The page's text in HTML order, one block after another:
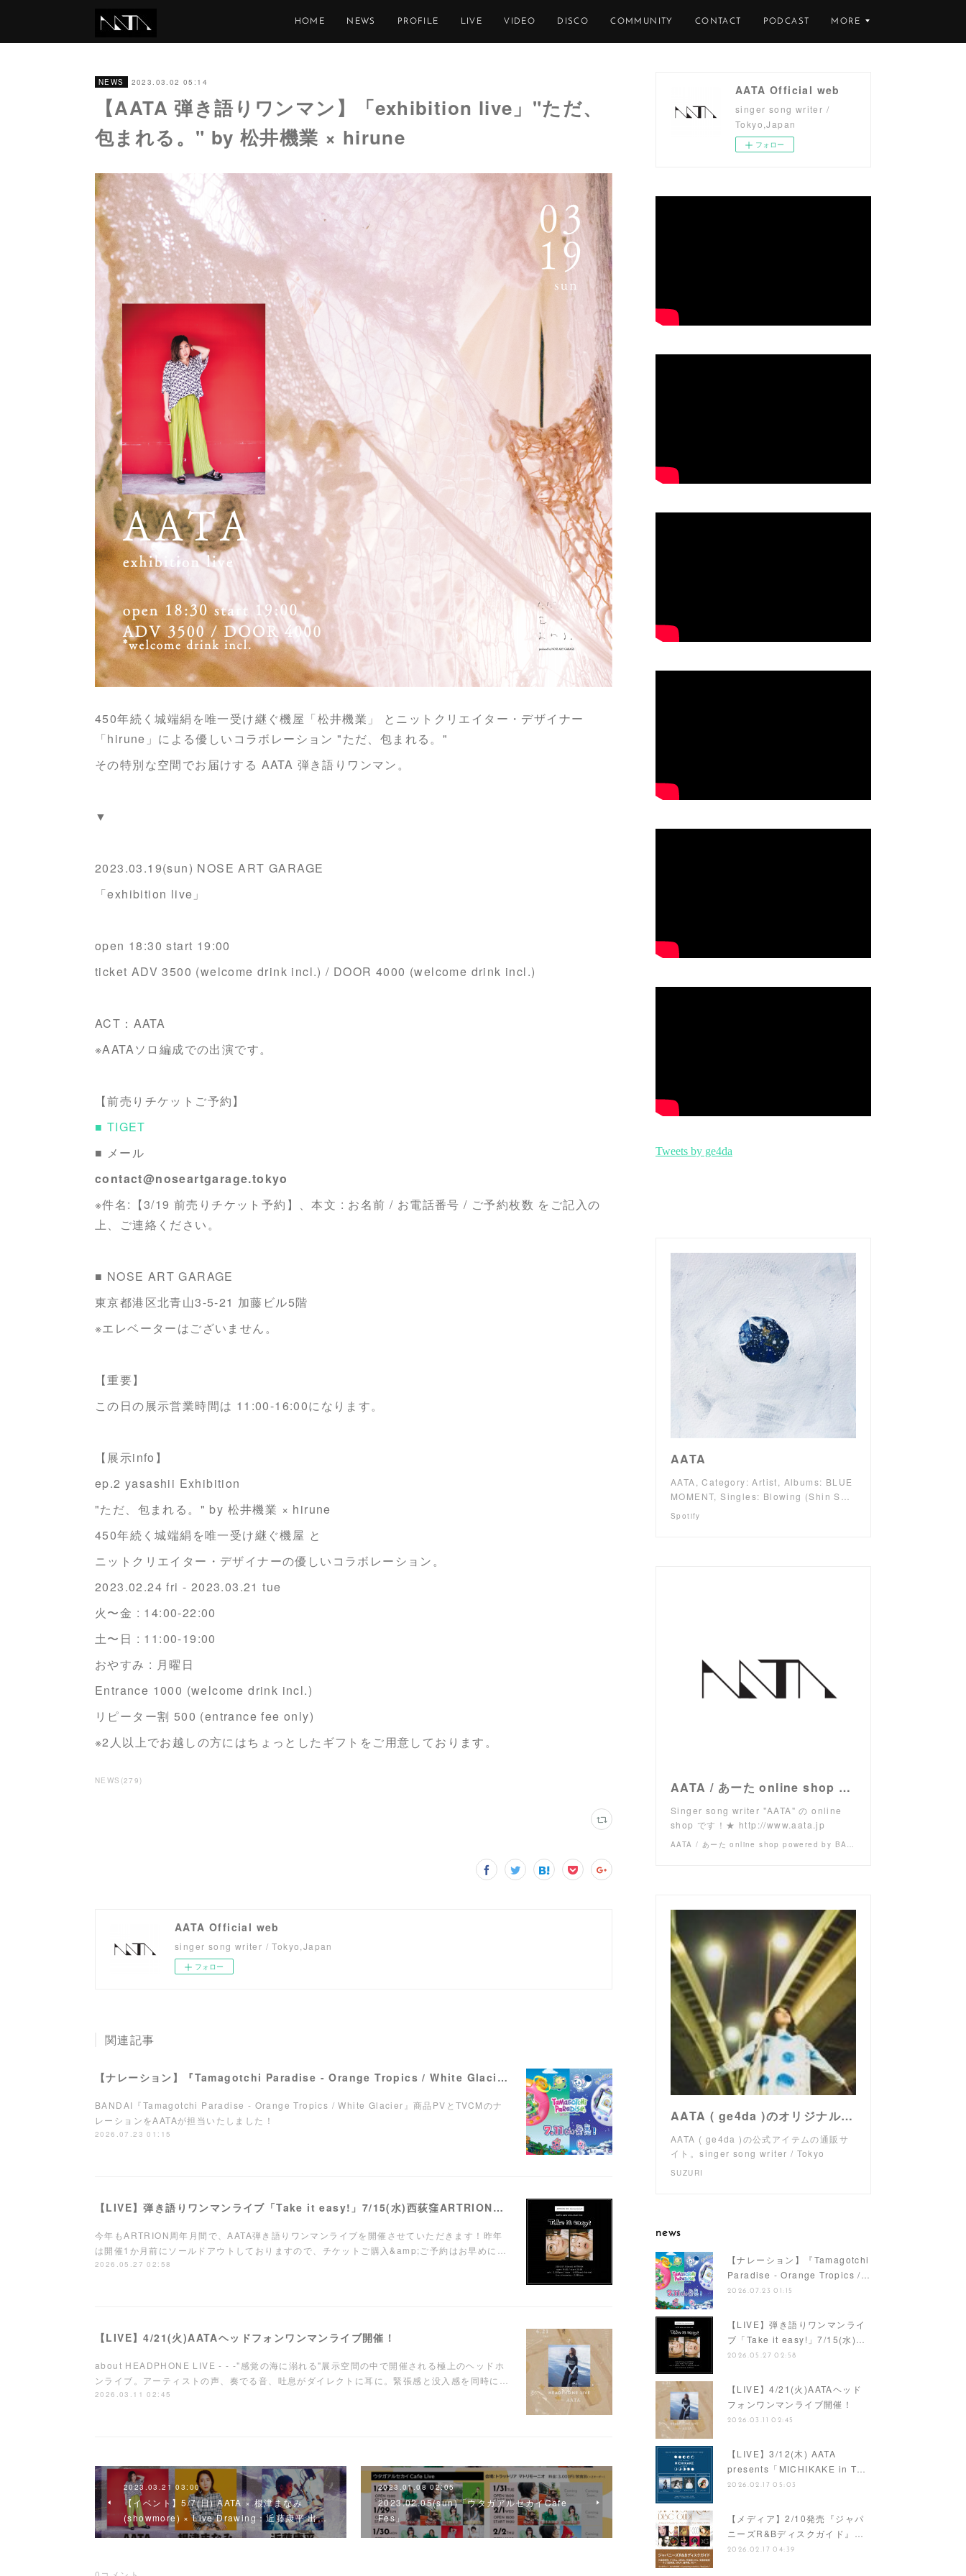
HOME NEWS PROFILE LIVE VIDEO DISCO COMMUNITY CONTACT PODCAST MORE
NEWS 2023.03.02 05:14
【AATA 弾き語りワンマン】「exhibition live」"ただ、
包まれる。" by 松井機業 × hirune
450年続く城端絹を唯一受け継ぐ機屋「松井機業」 とニットクリエイター・デザイナー
「hirune」による優しいコラボレーション "ただ、包まれる。"
その特別な空間でお届けする AATA 弾き語りワンマン。
▼
2023.03.19(sun) NOSE ART GARAGE
「exhibition live」
open 18:30 start 19:00
ticket ADV 3500 (welcome drink incl.) / DOOR 4000 (welcome drink incl.)
ACT：AATA
※AATAソロ編成での出演です。
【前売りチケットご予約】
■ TIGET
■ メール
contact@noseartgarage.tokyo
※件名:【3/19 前売りチケット予約】、本文 : お名前 / お電話番号 / ご予約枚数 をご記入の
上、ご連絡ください。
■ NOSE ART GARAGE
東京都港区北青山3-5-21 加藤ビル5階
※エレベーターはございません。
【重要】
この日の展示営業時間は 11:00-16:00になります。
【展示info】
ep.2 yasashii Exhibition
"ただ、包まれる。" by 松井機業 × hirune
450年続く城端絹を唯一受け継ぐ機屋 と
ニットクリエイター・デザイナーの優しいコラボレーション。
2023.02.24 fri - 2023.03.21 tue
火〜金 : 14:00-22:00
土〜日 : 11:00-19:00
おやすみ : 月曜日
Entrance 1000 (welcome drink incl.)
リピーター割 500 (entrance fee only)
※2人以上でお越しの方にはちょっとしたギフトをご用意しております。
NEWS (279)
AATA Official web
singer song writer / Tokyo,Japan
フォロー
関連記事
【ナレーション】『Tamagotchi Paradise - Orange Tropics / White Glacier』商品PV／TVCM
BANDAI『Tamagotchi Paradise - Orange Tropics / White Glacier』商品PVとTVCMのナ
レーションをAATAが担当いたしました！
2026.07.23 01:15
【LIVE】弾き語りワンマンライブ「Take it easy!」7/15(水)西荻窪ARTRIONにて開催！
今年もARTRION周年月間で、AATA弾き語りワンマンライブを開催させていただきます！昨年
は開催1か月前にソールドアウトしておりますので、チケットご購入&amp;ご予約はお早めに…
2026.05.27 02:58
【LIVE】4/21(火)AATAヘッドフォンワンマンライブ開催！
about HEADPHONE LIVE - - -"感覚の海に溺れる"展示空間の中で開催される極上のヘッドホ
ンライブ。アーティストの声、奏でる音、吐息がダイレクトに耳に。緊張感と没入感を同時に…
2026.03.11 02:45
2023.03.21 03:00
【イベント】5/7(日) AATA × 根津まなみ
(showmore) × Live Drawing：近藤康平 出…
2023.01.08 02:05
2023.02.05(sun)「ウタガアルセカイCafe
Fes」
AATA Official web
singer song writer /
Tokyo,Japan
フォロー
AATA
AATA, Category: Artist, Albums: BLUE
MOMENT, Singles: Blowing (Shin S…
Spotify
AATA / あーた online shop powered by BASE
Singer song writer "AATA" の online
shop です！★ http://www.aata.jp
AATA / あーた online shop powered by BASE
AATA ( ge4da )のオリジナルアイテム通販 ∞ SUZURI（スズリ）
AATA ( ge4da )の公式アイテムの通販サ
イト。singer song writer / Tokyo
SUZURI
news
【ナレーション】『Tamagotchi
Paradise - Orange Tropics /…
2026.07.23 01:15
【LIVE】弾き語りワンマンライ
ブ「Take it easy!」7/15(水)…
2026.05.27 02:58
【LIVE】4/21(火)AATAヘッド
フォンワンマンライブ開催！
2026.03.11 02:45
【LIVE】3/12(木) AATA
presents「MICHIKAKE in T…
2026.02.17 05:03
【メディア】2/10発売『ジャパ
ニーズR&Bディスクガイド』…
2026.02.17 04:39